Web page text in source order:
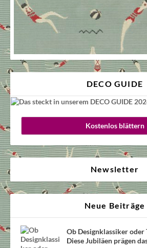
DECO GUIDE
Kostenlos blättern
Newsletter
Neue Beiträge
Ob Designklassiker
Diese Jubiläen prägen